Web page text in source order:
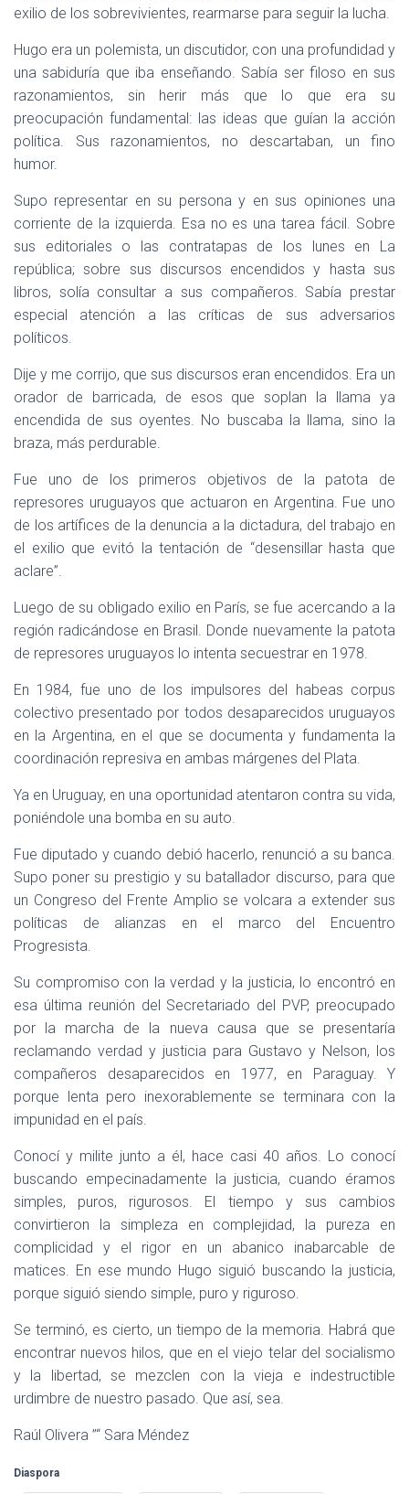
exilio de los sobrevivientes, rearmarse para seguir la lucha.
Hugo era un polemista, un discutidor, con una profundidad y
una sabiduría que iba enseñando. Sabía ser filoso en sus
razonamientos, sin herir más que lo que era su
preocupación fundamental: las ideas que guían la acción
política. Sus razonamientos, no descartaban, un fino
humor.
Supo representar en su persona y en sus opiniones una
corriente de la izquierda. Esa no es una tarea fácil. Sobre
sus editoriales o las contratapas de los lunes en La
república; sobre sus discursos encendidos y hasta sus
libros, solía consultar a sus compañeros. Sabía prestar
especial atención a las críticas de sus adversarios
políticos.
Dije y me corrijo, que sus discursos eran encendidos. Era un
orador de barricada, de esos que soplan la llama ya
encendida de sus oyentes. No buscaba la llama, sino la
braza, más perdurable.
Fue uno de los primeros objetivos de la patota de
represores uruguayos que actuaron en Argentina. Fue uno
de los artífices de la denuncia a la dictadura, del trabajo en
el exilio que evitó la tentación de “desensillar hasta que
aclare”.
Luego de su obligado exilio en París, se fue acercando a la
región radicándose en Brasil. Donde nuevamente la patota
de represores uruguayos lo intenta secuestrar en 1978.
En 1984, fue uno de los impulsores del habeas corpus
colectivo presentado por todos desaparecidos uruguayos
en la Argentina, en el que se documenta y fundamenta la
coordinación represiva en ambas márgenes del Plata.
Ya en Uruguay, en una oportunidad atentaron contra su vida,
poniéndole una bomba en su auto.
Fue diputado y cuando debió hacerlo, renunció a su banca.
Supo poner su prestigio y su batallador discurso, para que
un Congreso del Frente Amplio se volcara a extender sus
políticas de alianzas en el marco del Encuentro
Progresista.
Su compromiso con la verdad y la justicia, lo encontró en
esa última reunión del Secretariado del PVP, preocupado
por la marcha de la nueva causa que se presentaría
reclamando verdad y justicia para Gustavo y Nelson, los
compañeros desaparecidos en 1977, en Paraguay. Y
porque lenta pero inexorablemente se terminara con la
impunidad en el país.
Conocí y milite junto a él, hace casi 40 años. Lo conocí
buscando empecinadamente la justicia, cuando éramos
simples, puros, rigurosos. El tiempo y sus cambios
convirtieron la simpleza en complejidad, la pureza en
complicidad y el rigor en un abanico inabarcable de
matices. En ese mundo Hugo siguió buscando la justicia,
porque siguió siendo simple, puro y riguroso.
Se terminó, es cierto, un tiempo de la memoria. Habrá que
encontrar nuevos hilos, que en el viejo telar del socialismo
y la libertad, se mezclen con la vieja e indestructible
urdimbre de nuestro pasado. Que así, sea.
Raúl Olivera ”“ Sara Méndez
Diaspora